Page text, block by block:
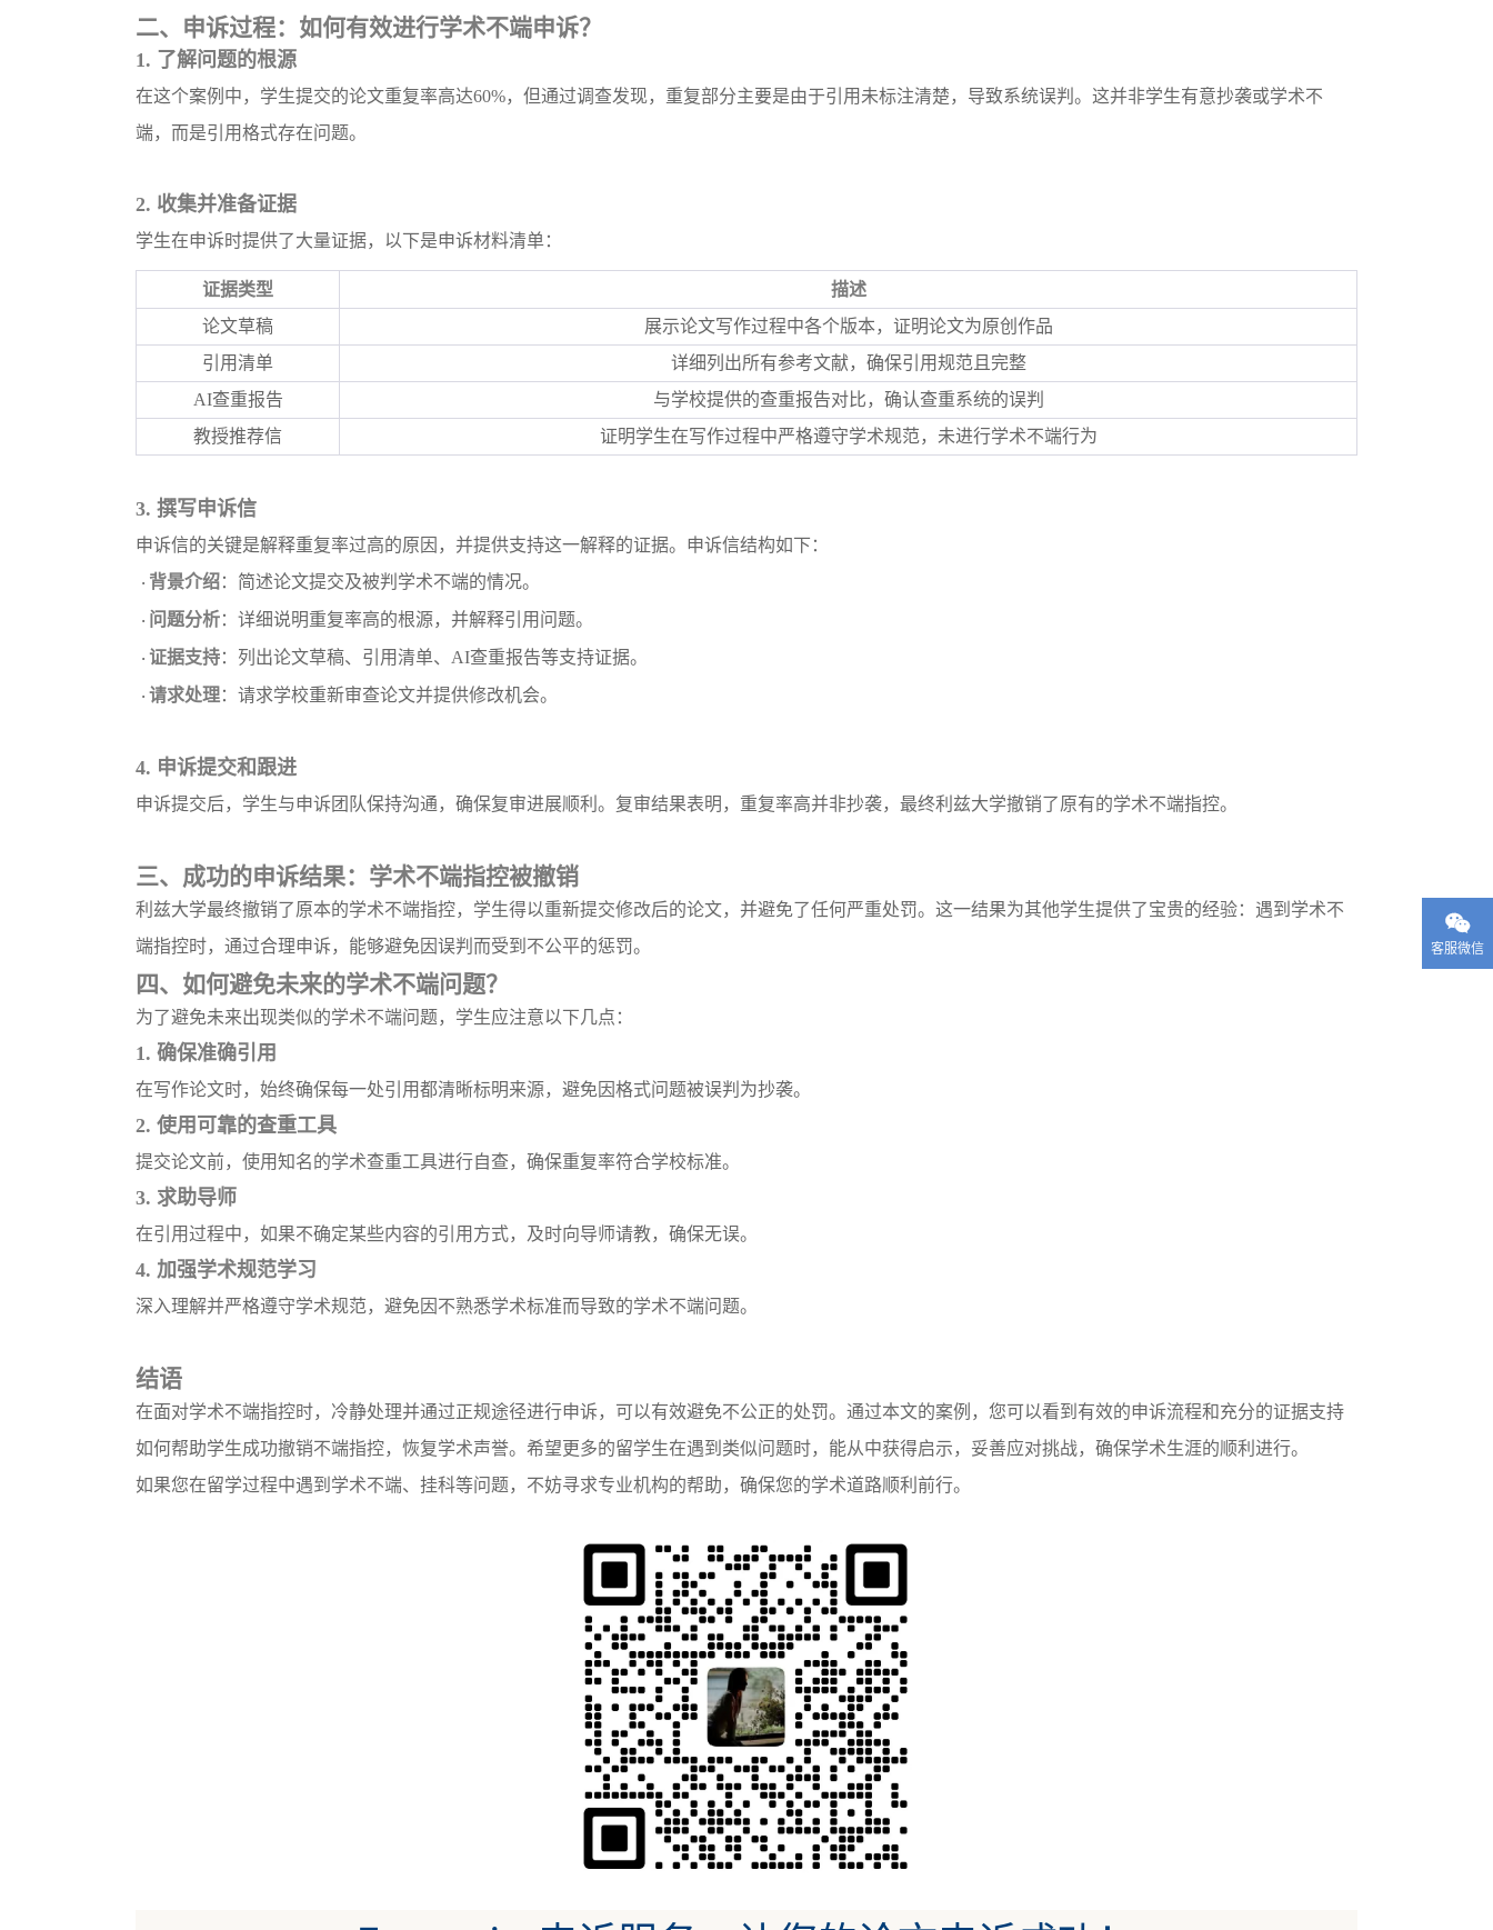
二、申诉过程：如何有效进行学术不端申诉？
1. 了解问题的根源
在这个案例中，学生提交的论文重复率高达60%，但通过调查发现，重复部分主要是由于引用未标注清楚，导致系统误判。这并非学生有意抄袭或学术不
端，而是引用格式存在问题。
2. 收集并准备证据
学生在申诉时提供了大量证据，以下是申诉材料清单：
证据类型
描述
论文草稿
展示论文写作过程中各个版本，证明论文为原创作品
引用清单
详细列出所有参考文献，确保引用规范且完整
AI查重报告
与学校提供的查重报告对比，确认查重系统的误判
教授推荐信
证明学生在写作过程中严格遵守学术规范，未进行学术不端行为
3. 撰写申诉信
申诉信的关键是解释重复率过高的原因，并提供支持这一解释的证据。申诉信结构如下：
· 背景介绍：简述论文提交及被判学术不端的情况。
· 问题分析：详细说明重复率高的根源，并解释引用问题。
· 证据支持：列出论文草稿、引用清单、 AI查重报告等支持证据。
· 请求处理：请求学校重新审查论文并提供修改机会。
4. 申诉提交和跟进
申诉提交后，学生与申诉团队保持沟通，确保复审进展顺利。复审结果表明，重复率高并非抄袭，最终利兹大学撤销了原有的学术不端指控。
三、成功的申诉结果：学术不端指控被撤销
利兹大学最终撤销了原本的学术不端指控，学生得以重新提交修改后的论文，并避免了任何严重处罚。这一结果为其他学生提供了宝贵的经验：遇到学术不
端指控时，通过合理申诉，能够避免因误判而受到不公平的惩罚。
四、如何避免未来的学术不端问题？
为了避免未来出现类似的学术不端问题，学生应注意以下几点：
1. 确保准确引用
在写作论文时，始终确保每一处引用都清晰标明来源，避免因格式问题被误判为抄袭。
2. 使用可靠的查重工具
提交论文前，使用知名的学术查重工具进行自查，确保重复率符合学校标准。
3. 求助导师
在引用过程中，如果不确定某些内容的引用方式，及时向导师请教，确保无误。
4. 加强学术规范学习
深入理解并严格遵守学术规范，避免因不熟悉学术标准而导致的学术不端问题。
结语
在面对学术不端指控时，冷静处理并通过正规途径进行申诉，可以有效避免不公正的处罚。通过本文的案例，您可以看到有效的申诉流程和充分的证据支持
如何帮助学生成功撤销不端指控，恢复学术声誉。希望更多的留学生在遇到类似问题时，能从中获得启示，妥善应对挑战，确保学术生涯的顺利进行。
如果您在留学过程中遇到学术不端、挂科等问题，不妨寻求专业机构的帮助，确保您的学术道路顺利前行。

客服微信